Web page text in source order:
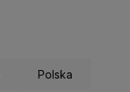
Polska